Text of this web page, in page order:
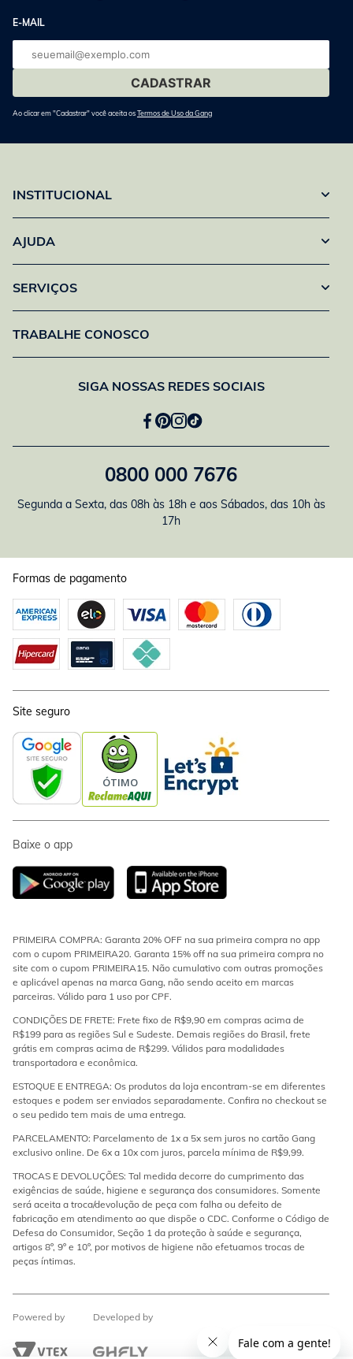
E-MAIL
E-
mail
Ao clicar em "Cadastrar" você aceita osTermos de Uso da Gang
INSTITUCIONAL
AJUDA
SERVIÇOS
TRABALHE CONOSCO
SIGA NOSSAS REDES SOCIAIS
0800 000 7676
Segunda a Sexta, das 08h às 18h e aos Sábados, das 10h às
17h
Formas de pagamento
Site seguro
Baixe o app
PRIMEIRA COMPRA: Garanta 20% OFF na sua primeira compra no app
com o cupom PRIMEIRA20. Garanta 15% off na sua primeira compra no
site com o cupom PRIMEIRA15. Não cumulativo com outras promoções
e aplicável apenas na marca Gang, não sendo aceito em marcas
parceiras. Válido para 1 uso por CPF.
CONDIÇÕES DE FRETE: Frete fixo de R$9,90 em compras acima de
R$199 para as regiões Sul e Sudeste. Demais regiões do Brasil, frete
grátis em compras acima de R$299. Válidos para modalidades
transportadora e econômica.
ESTOQUE E ENTREGA: Os produtos da loja encontram-se em diferentes
estoques e podem ser enviados separadamente. Confira no checkout se
o seu pedido tem mais de uma entrega.
PARCELAMENTO: Parcelamento de 1x a 5x sem juros no cartão Gang
exclusivo online. De 6x a 10x com juros, parcela mínima de R$9,99.
TROCAS E DEVOLUÇÕES: Tal medida decorre do cumprimento das
exigências de saúde, higiene e segurança dos consumidores. Somente
será aceita a troca/devolução de peça com falha ou defeito de
fabricação em atendimento ao que dispõe o CDC. Conforme o Código de
Defesa do Consumidor, Seção 1 da proteção à saúde e segurança,
artigos 8º, 9º e 10º, por motivos de higiene não efetuamos trocas de
peças íntimas.
Powered by Developed by